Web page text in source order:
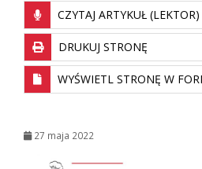
CZYTAJ ARTYKUŁ (LEKTOR)
DRUKUJ STRONĘ
WYŚWIETL STRONĘ W
27 maja 2022